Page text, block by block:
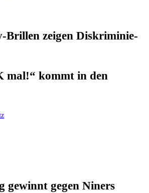
Bril­len zei­gen Dis­kri­mi­nie­
mal!“ kommt in den
gewinnt gegen Niners